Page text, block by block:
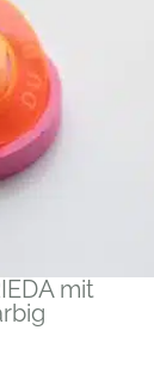
mit